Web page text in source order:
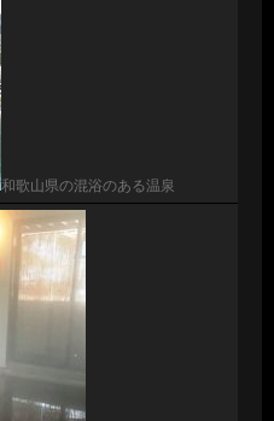
和歌山県の混浴のある温泉